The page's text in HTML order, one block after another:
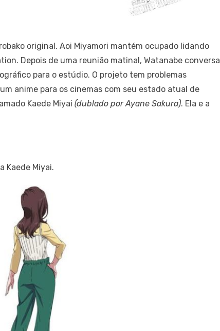
original. Aoi Miyamori mantém ocupado lidando
Depois de uma reunião matinal, Watanabe conversa
para o estúdio. O projeto tem problemas
anime para os cinemas com seu estado atual de
Kaede Miyai (dublado por Ayane Sakura). Ela e a
Kaede Miyai.